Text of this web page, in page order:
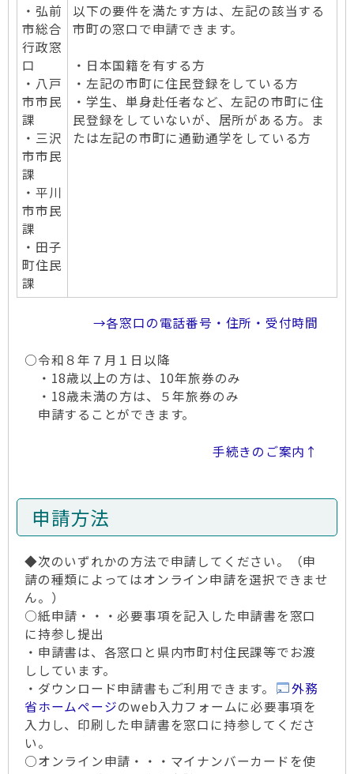
・弘前
市総合
行政窓
口
・八戸
市市民
課
・三沢
市市民
課
・平川
市市民
課
・田子
町住民
課
以下の要件を満たす方は、左記の該当する
市町の窓口で申請できます。
・日本国籍を有する方
・左記の市町に住民登録をしている方
・学生、単身赴任者など、左記の市町に住
民登録をしていないが、居所がある方。ま
たは左記の市町に通勤通学をしている方
→各窓口の電話番号・住所・受付時間
○令和８年７月１日以降
・18歳以上の方は、10年旅券のみ
・18歳未満の方は、５年旅券のみ
申請することができます。
手続きのご案内↑
申請方法
◆次のいずれかの方法で申請してください。（申
請の種類によってはオンライン申請を選択できませ
ん。）
○紙申請・・・必要事項を記入した申請書を窓口
に持参し提出
・申請書は、各窓口と県内市町村住民課等でお渡
ししています。
・ダウンロード申請書もご利用できます。
外務
省ホームページのweb入力フォームに必要事項を
入力し、印刷した申請書を窓口に持参してくださ
い。
○オンライン申請・・・マイナンバーカードを使